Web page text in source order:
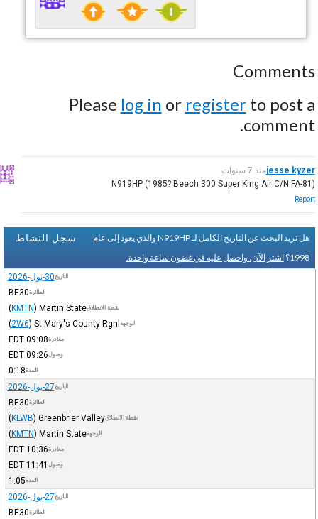
Comments
Please log in or registerto post a
comment.
jesse kyzerمنذ 7 سنوات
N919HP (1985? Beech 300 Super King Air C/N FA-81)
Report
سجل النشاط
هل تريد البحث عن التاريخ الكامل لـ N919HP والذي يعود إلى عام
1998؟ اشتر الآن، واحصل عليه في غضون ساعة واحدة.
التاريخ30-يول-2026
الطائرةBE30
نقطة الانطلاقMartin State
(KMTN)
الوجهة St Mary's County Rgnl
(2W6)
مغادرة09:08
EDT
وصول09:26
EDT
المدة0:18
التاريخ27-يول-2026
الطائرةBE30
نقطة الانطلاقGreenbrier Valley
(KLWB)
الوجهةMartin State
(KMTN)
مغادرة10:36
EDT
وصول 11:41
EDT
المدة1:05
التاريخ27-يول-2026
الطائرةBE30